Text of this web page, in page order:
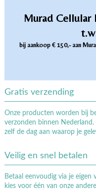
Murad Cellular
bij aankoop € 150,- aan
Gratis verzending
Onze producten worden bij
verzonden binnen
zelf de dag aan waarop je
Veilig en snel betalen
Betaal eenvoudig via je
kies voor één van onze